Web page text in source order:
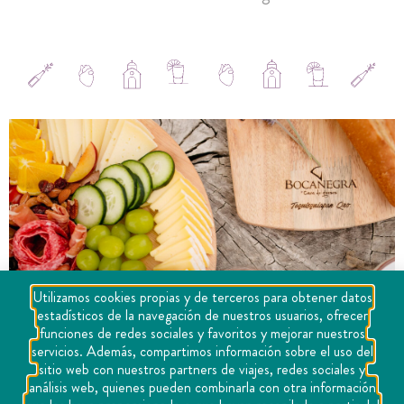
Utilizamos cookies propias y de terceros para obtener datos
estadísticos de la navegación de nuestros usuarios, ofrecer
funciones de redes sociales y favoritos y mejorar nuestros
servicios. Además, compartimos información sobre el uso del
sitio web con nuestros partners de viajes, redes sociales y
análisis web, quienes pueden combinarla con otra información